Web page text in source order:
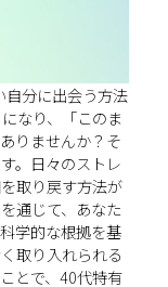
自分に出会う方法
なり、「このま
りませんか？そ
。日々のストレ
取り戻す方法が
通じて、あなた
学的な根拠を基
取り入れられる
とで、40代特有